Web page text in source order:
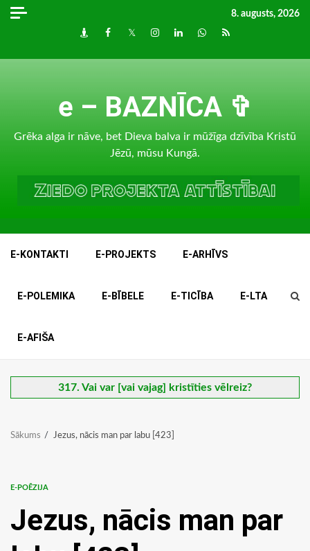
Skip
8. augusts, 2026
DraugiemFacebook
TwitterInstagram
LinkedInwhatsapp
RSS
e – BAZNĪCA ✞
Grēka alga ir nāve, bet Dieva balva ir mūžīga dzīvība Kristū
Jēzū, mūsu Kungā.
E-KONTAKTI E-PROJEKTS E-ARHĪVS
E-POLEMIKA E-BĪBELE E-TICĪBA E-LTA
E-AFIŠA
317. Vai var [vai vajag] kristīties vēlreiz?
Sākums Jezus, nācis man par labu [423]
E-POĒZIJA
Jezus, nācis man par